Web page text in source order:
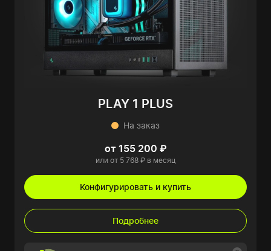
PLAY 1 PLUS
На заказ
от 155 200 ₽
или от 5 768 ₽ в месяц
Конфигурировать и купить
Подробнее